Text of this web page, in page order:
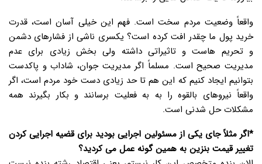
واقعاً وضعیت مردم سخت است. فهم این خیلی آسان است، قدرت
خرید پول ما چقدر افت کرده است؟ یکسری ناشی از فشارهای دشمن
و تحریم هاست و تاثیراتی داشته ولی بخش زیادی برای عدم
مدیریت صحیح است. مسلماً اگر مدیریت جوان، شاداب و پاکدست
بتوانیم ایجاد کنیم که این هم تا حد زیادی دست خود مردم است، اگر
واقعاً نیروهای بالقوه را به به فعلیت برسانند و بکار بگیرند همه
مشکلات حل شدنی است.
*اگر مثلاً جای یکی از مسئولین اجرایی بودید برای قضیه اجرایی کردن
تغییر قیمت بنزین به همین گونه عمل می کردید؟